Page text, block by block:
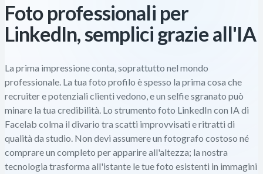
Foto professionali per
LinkedIn, semplici grazie all'IA
La prima impressione conta, soprattutto nel mondo
professionale. La tua foto profilo è spesso la prima cosa che
recruiter e potenziali clienti vedono, e un selfie sgranato può
minare la tua credibilità. Lo strumento foto LinkedIn con IA di
Facelab colma il divario tra scatti improvvisati e ritratti di
qualità da studio. Non devi assumere un fotografo costoso né
comprare un completo per apparire all'altezza; la nostra
tecnologia trasforma all'istante le tue foto esistenti in immagini